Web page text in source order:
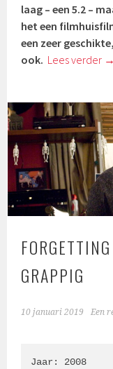
laag – een 5.2 –
het een
een zeer
ook. Lees verder →
GRAPPIG
10 januari 2019 Een
Jaar: 2008